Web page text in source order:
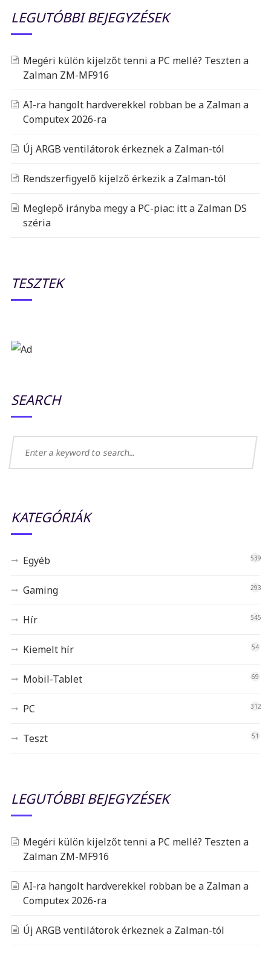
LEGUTÓBBI BEJEGYZÉSEK
Megéri külön kijelzőt tenni a PC mellé? Teszten a
Zalman ZM-MF916
AI-ra hangolt hardverekkel robban be a Zalman a
Computex 2026-ra
Új ARGB ventilátorok érkeznek a Zalman-tól
Rendszerfigyelő kijelző érkezik a Zalman-tól
Meglepő irányba megy a PC-piac: itt a Zalman DS
széria
TESZTEK
SEARCH
KATEGÓRIÁK
Egyéb 539
Gaming 293
Hír 545
Kiemelt hír 54
Mobil-Tablet 69
PC 312
Teszt 51
LEGUTÓBBI BEJEGYZÉSEK
Megéri külön kijelzőt tenni a PC mellé? Teszten a
Zalman ZM-MF916
AI-ra hangolt hardverekkel robban be a Zalman a
Computex 2026-ra
Új ARGB ventilátorok érkeznek a Zalman-tól